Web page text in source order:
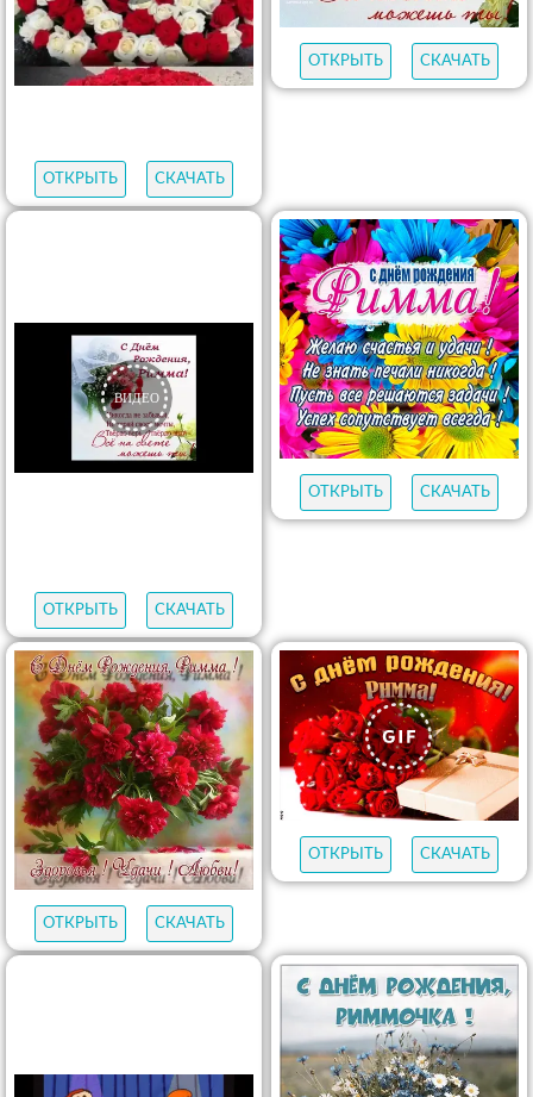
ОТКРЫТЬ СКАЧАТЬ
ОТКРЫТЬ СКАЧАТЬ
ОТКРЫТЬ СКАЧАТЬ
ОТКРЫТЬ СКАЧАТЬ
ОТКРЫТЬ СКАЧАТЬ
ОТКРЫТЬ СКАЧАТЬ